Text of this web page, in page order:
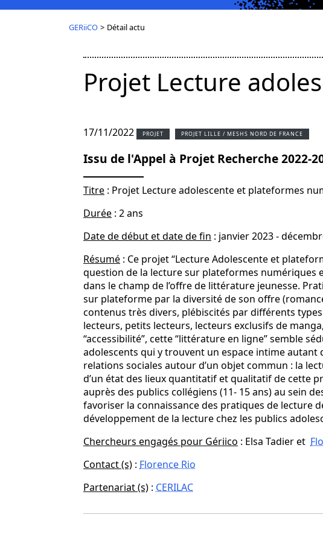
GERiiCO > Détail actu
Projet Lecture
17/11/2022 PROJET PROJET LILLE / MESHS NORD DE FRANCE
Issu de l'Appel à Projet Recherche 2022-
Titre : Projet Lecture adolescente et plateformes
Durée : 2 ans
Date de début et date de fin : janvier 2023 -
Résumé : Ce projet “Lecture Adolescente et
question de la lecture sur plateformes numériques
dans le champ de l’offre de littérature jeunesse.
sur plateforme par la diversité de son offre
contenus très divers, plébiscités par différents
lecteurs, petits lecteurs, lecteurs exclusifs de
“accessibilité”, cette “littérature en ligne” semble
adolescents qui y trouvent un espace intime autant
relations sociales autour d’un objet commun : la
d’un état des lieux quantitatif et qualitatif de cette
auprès des publics collégiens (11- 15 ans) au sein
favoriser la connaissance des pratiques de lecture
développement de la lecture chez les publics
Chercheurs engagés pour Gériico : Elsa Tadier et
Contact (s) : Florence Rio
Partenariat (s) : CERILAC